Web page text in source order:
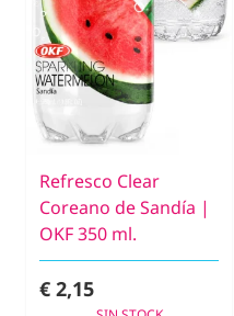
Refresco Clear
Coreano de Sandía |
OKF 350 ml.
€ 2,15